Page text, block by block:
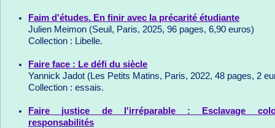
Faim d'études. En finir avec la précarité étudiante
Julien Meimon (Seuil, Paris, 2025, 96 pages, 6,90 euros)
Collection : Libelle.
Faire face : Le défi du siècle
Yannick Jadot (Les Petits Matins, Paris, 2022, 48 pages, 2
Collection : essais.
Faire justice de l'irréparable : Esclavage
responsabilités